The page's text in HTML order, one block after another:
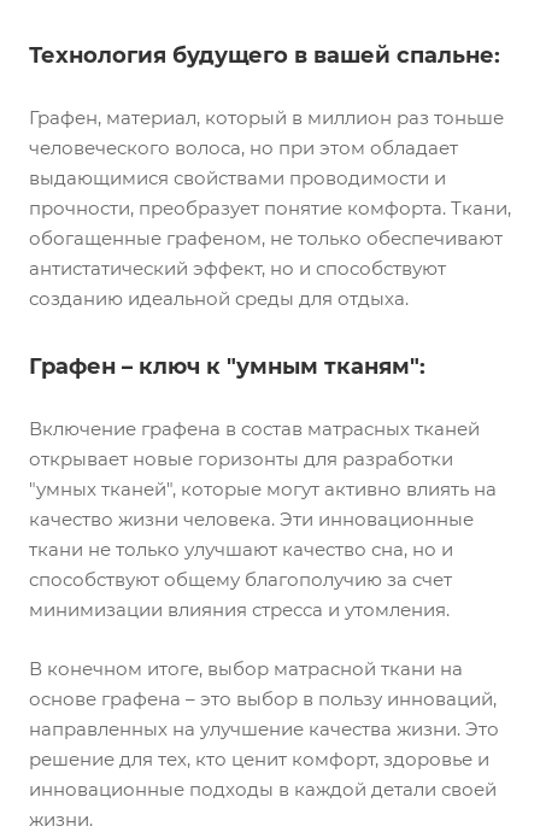
Технология будущего в вашей спальне:
Графен, материал, который в миллион раз тоньше
человеческого волоса, но при этом обладает
выдающимися свойствами проводимости и
прочности, преобразует понятие комфорта. Ткани,
обогащенные графеном, не только обеспечивают
антистатический эффект, но и способствуют
созданию идеальной среды для отдыха.
Графен – ключ к "умным тканям":
Включение графена в состав матрасных тканей
открывает новые горизонты для разработки
"умных тканей", которые могут активно влиять на
качество жизни человека. Эти инновационные
ткани не только улучшают качество сна, но и
способствуют общему благополучию за счет
минимизации влияния стресса и утомления.
В конечном итоге, выбор матрасной ткани на
основе графена – это выбор в пользу инноваций,
направленных на улучшение качества жизни. Это
решение для тех, кто ценит комфорт, здоровье и
инновационные подходы в каждой детали своей
жизни.